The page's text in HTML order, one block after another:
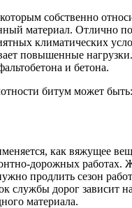
собственно
материал. Отлично
климатических
повышенные
и бетона.
битум может быть:
как вяжущее
дорожных работах.
продлить сезон
службы дорог зависит
материала.